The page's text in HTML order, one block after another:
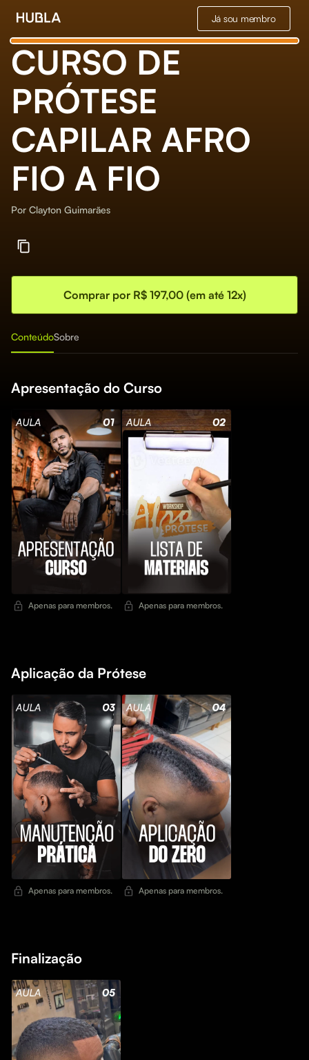
Já sou membro
CURSO DE
PRÓTESE
CAPILAR AFRO
FIO A FIO
Por Clayton Guimarães
Comprar por R$ 197,00 (em até 12x)
ConteúdoSobre
Apresentação do Curso
Apenas para membros. Apenas para membros.
Aplicação da Prótese
Apenas para membros. Apenas para membros.
Finalização